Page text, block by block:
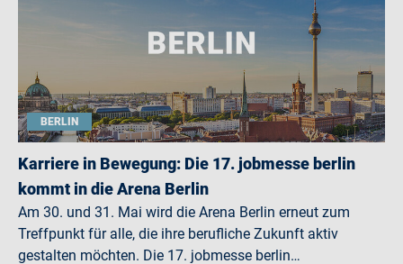
BERLIN
Karriere in Bewegung: Die 17. jobmesse berlin
kommt in die Arena Berlin
Am 30. und 31. Mai wird die Arena Berlin erneut zum
Treffpunkt für alle, die ihre berufliche Zukunft aktiv
gestalten möchten. Die 17. jobmesse berlin…